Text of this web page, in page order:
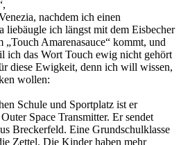
nachdem ich einen
liebäugle ich längst mit dem Eisbecher
Amarenasauce“ kommt, und
ich das Wort Touch ewig nicht gehört
diese Ewigkeit, denn ich will wissen,
wollen:
Schule und Sportplatz ist er
Space Transmitter. Er sendet
Breckerfeld. Eine Grundschulklasse
Zettel. Die Kinder haben mehr